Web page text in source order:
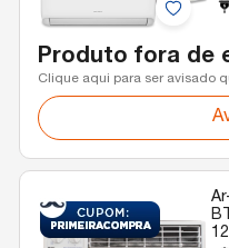
Produto fora de
Clique aqui para ser avisado